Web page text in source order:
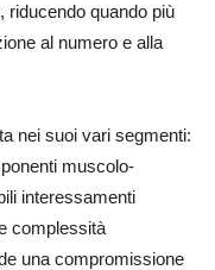
riducendo quando più
al numero e alla
nei suoi vari segmenti:
muscolo-
interessamenti
complessità
una compromissione